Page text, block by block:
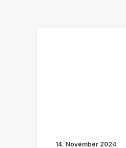
14. November 2024